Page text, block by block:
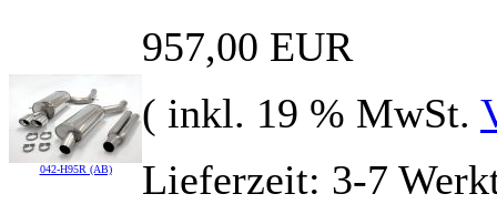
042-H95R (AB)
957,00 EUR
( inkl. 19 % MwSt.
Lieferzeit: 3-7